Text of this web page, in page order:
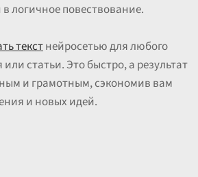
логичное повествование.
текстнейросетью для любого
статьи. Это быстро, а результат
и грамотным, сэкономив вам
и новых идей.